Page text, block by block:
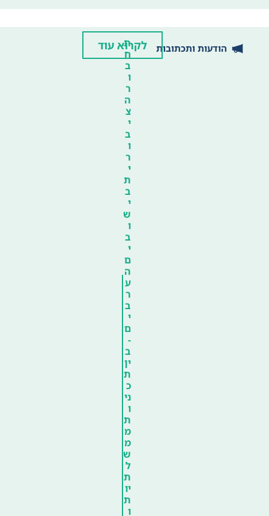
הודעות ותכתובות
ת
ח
ב
ו
ר
ה
צ
י
ב
ו
ר
י
ת
ב
י
ש
ו
ב
י
ם
ה
ע
ר
ב
י
ם
-
ב
ין
ת
כ
ני
ו
ת
מ
מ
ש
ל
ת
יו
ת
ו
לקרוא עוד